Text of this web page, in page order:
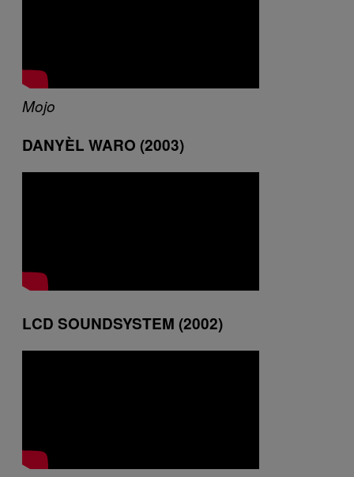
Mojo
DANYÈL WARO (2003)
LCD SOUNDSYSTEM (2002)